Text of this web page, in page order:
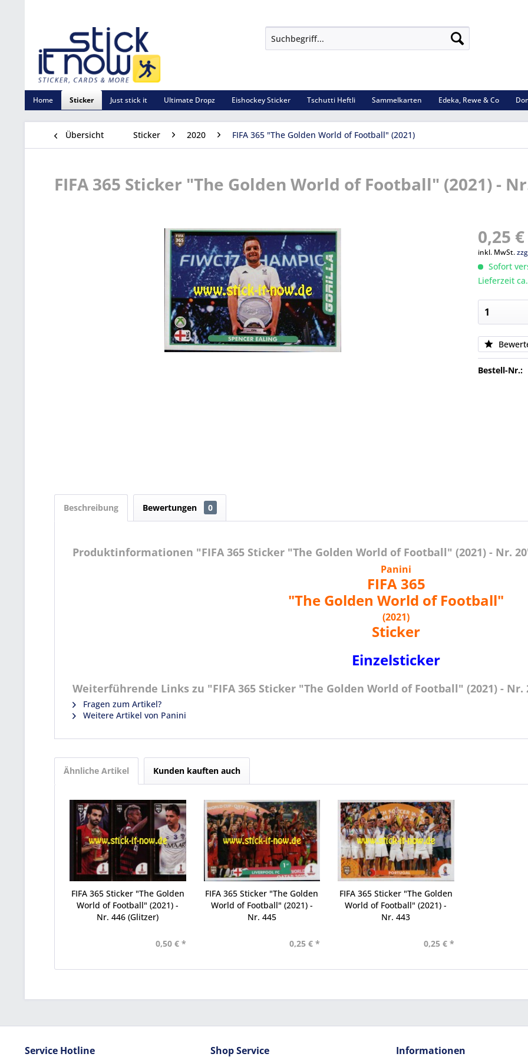
Home Sticker Just stick it Ultimate Dropz Eishockey Sticker Tschutti Heftli Sammelkarten Edeka, Rewe & Co
Übersicht Sticker 2020 FIFA 365 "The Golden World of Football" (2021)
FIFA 365 Sticker "The Golden World of Football" (2021) -
0,25
inkl. MwSt.
Sofort
Lieferzeit
Bestell-Nr.:
Beschreibung Bewertungen 0
Produktinformationen "FIFA 365 Sticker "The Golden World of Football" (2021) - Nr.
Panini
FIFA 365
"The Golden World of Football"
(2021)
Sticker
Einzelsticker
Weiterführende Links zu "FIFA 365 Sticker "The Golden World of Football" (2021) - Nr.
Fragen zum Artikel?
Weitere Artikel von Panini
Ähnliche Artikel Kunden kauften auch
FIFA 365 Sticker "The Golden
World of Football" (2021) -
Nr. 446 (Glitzer)
0,50 € *
FIFA 365 Sticker "The Golden
World of Football" (2021) -
Nr. 445
0,25 € *
FIFA 365 Sticker "The Golden
World of Football" (2021) -
Nr. 443
0,25 € *
Service Hotline Shop Service Informationen